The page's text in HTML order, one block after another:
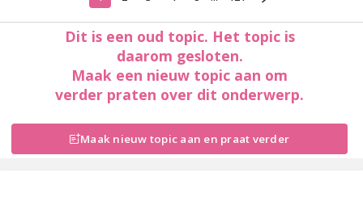
Dit is een oud topic. Het topic is
daarom gesloten.
Maak een nieuw topic aan om
verder praten over dit onderwerp.
Maak nieuw topic aan en praat verder